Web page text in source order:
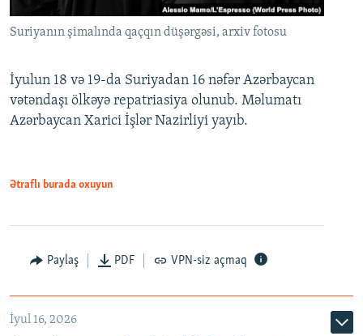
Suriyanın şimalında qaçqın düşərgəsi, arxiv fotosu
İyulun 18 və 19-da Suriyadan 16 nəfər Azərbaycan
vətəndaşı ölkəyə repatriasiya olunub. Məlumatı
Azərbaycan Xarici İşlər Nazirliyi yayıb.
Ətraflı burada oxuyun
Paylaş PDF VPN-siz açmaq
İyul 16, 2026